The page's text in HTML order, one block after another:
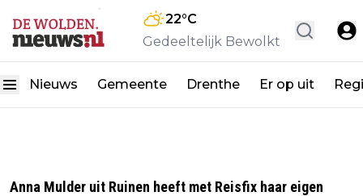
22°C
Gedeeltelijk Bewolkt
Nieuws Gemeente Drenthe Er op uit
Anna Mulder uit Ruinen heeft met Reisfix haar eigen